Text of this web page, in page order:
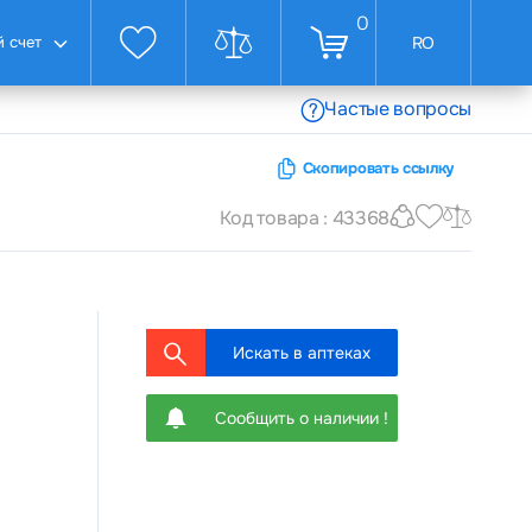
счет
0
RO
Частые вопросы
Скопировать ссылку
Код товара : 43368
Искать в аптеках
Сообщить о наличии !